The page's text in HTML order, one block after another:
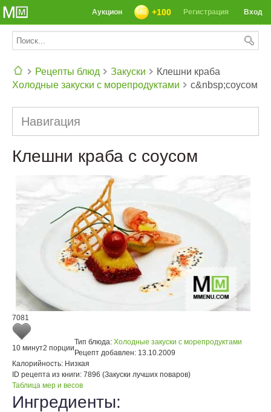
Вход
Регистрация
+100
Аукцион
Рецепты блюд
Закуски
Холодные закуски с морепродуктами
Клешни краба
с&nbsp;соусом
Навигация
Клешни краба с соусом
7081
10 минут2 порции
Тип блюда: Холодные закуски с морепродуктами
Рецепт добавлен: 13.10.2009
Калорийность: Низкая
ID рецепта из книги: 7896 (Закуски лучших поваров)
Таблица мер и весов
Ингредиенты: